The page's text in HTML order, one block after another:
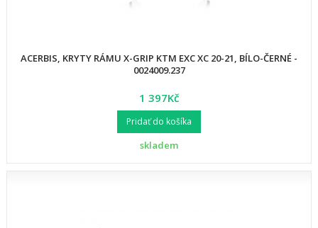
ACERBIS, KRYTY RÁMU X-GRIP KTM EXC XC 20-21, BÍLO-ČERNÉ -
0024009.237
1 397Kč
Pridať do košíka
skladem